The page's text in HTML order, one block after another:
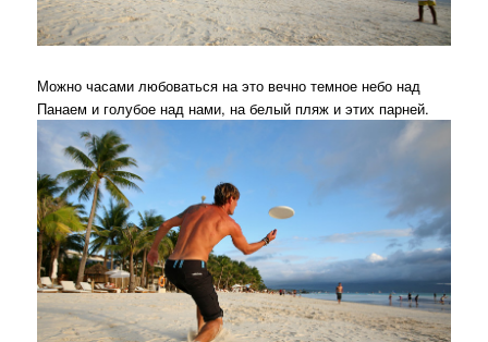
Можно часами любоваться на это вечно темное небо над
Панаем и голубое над нами, на белый пляж и этих парней.